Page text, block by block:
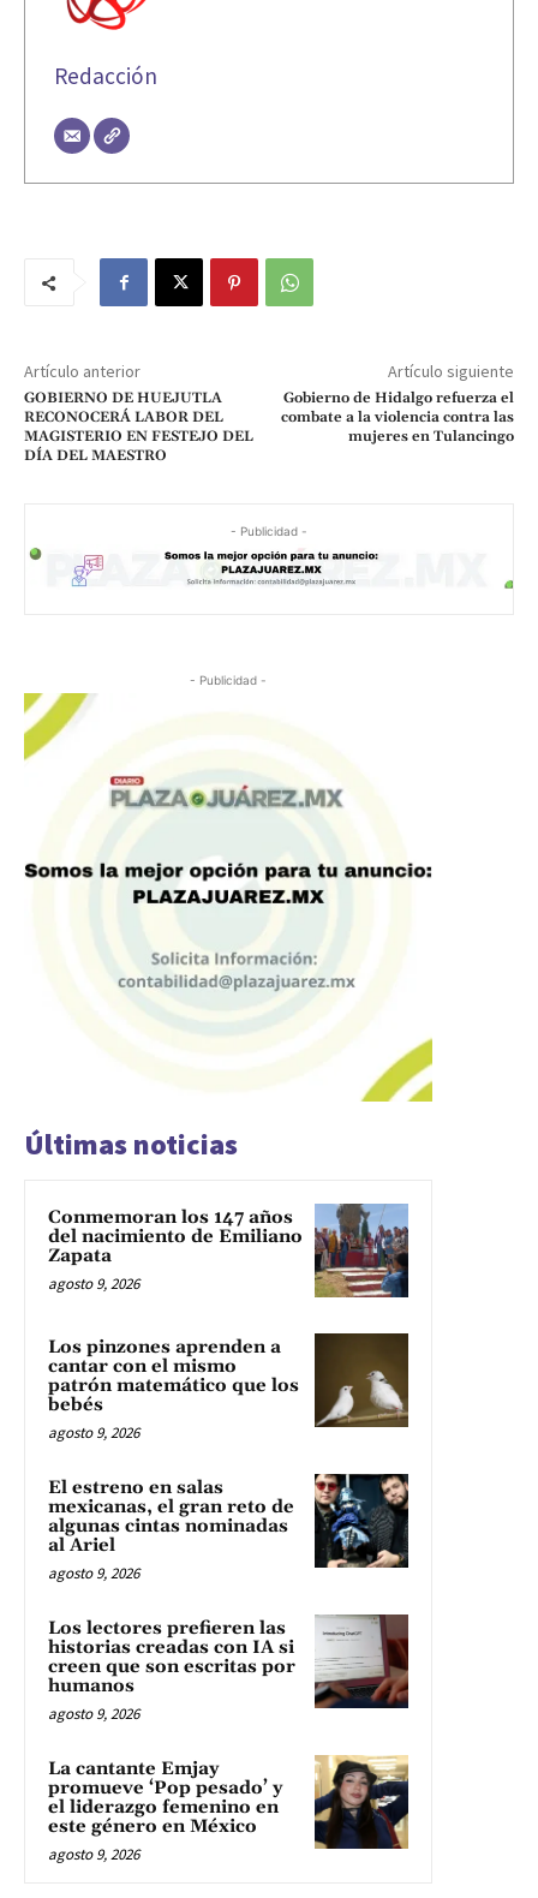
Redacción
Artículo anterior
GOBIERNO DE HUEJUTLA
RECONOCERÁ LABOR DEL
MAGISTERIO EN FESTEJO DEL
DÍA DEL MAESTRO
Artículo siguiente
Gobierno de Hidalgo refuerza el
combate a la violencia contra las
mujeres en Tulancingo
- Publicidad -
- Publicidad -
Últimas noticias
Conmemoran los 147 años
del nacimiento de Emiliano
Zapata
agosto 9, 2026
Los pinzones aprenden a
cantar con el mismo
patrón matemático que los
bebés
agosto 9, 2026
El estreno en salas
mexicanas, el gran reto de
algunas cintas nominadas
al Ariel
agosto 9, 2026
Los lectores prefieren las
historias creadas con IA si
creen que son escritas por
humanos
agosto 9, 2026
La cantante Emjay
promueve ‘Pop pesado’ y
el liderazgo femenino en
este género en México
agosto 9, 2026